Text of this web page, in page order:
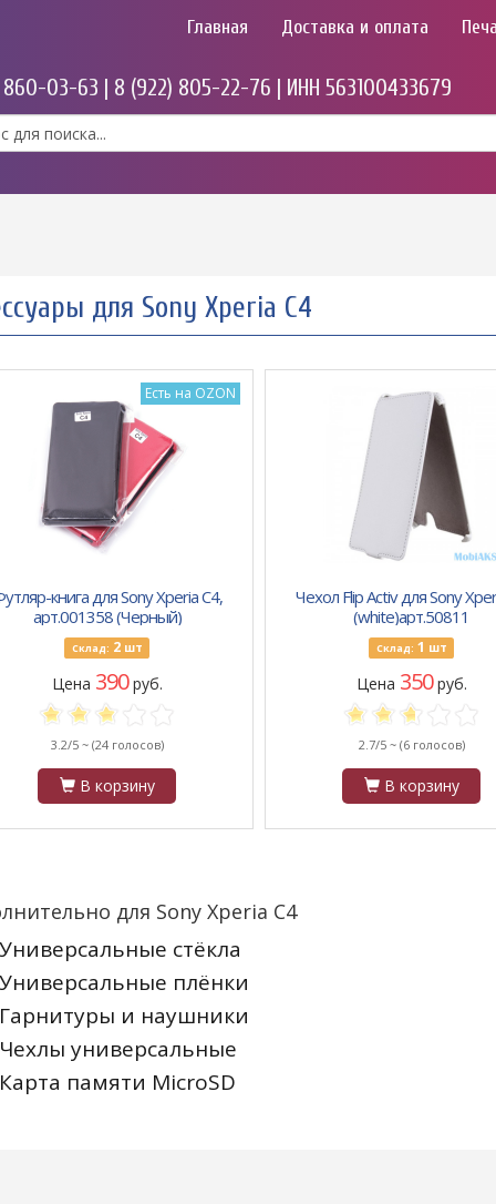
Главная Доставка и оплата
860-03-63 | 8 (922) 805-22-76 | ИНН 563100433679
для Sony Xperia C4
Есть на OZON
книга для Sony Xperia C4,
арт.001358 (Черный)
Склад: 2шт
Цена 390руб.
3.2/5 ~ (24 голосов)
В корзину
Чехол Flip Activ для Sony
(white)арт.50811
Склад: 1 шт
Цена 350руб.
2.7/5 ~ (6 голосов)
В корзину
для Sony Xperia C4
Универсальные стёкла
Универсальные плёнки
Гарнитуры и наушники
Чехлы универсальные
Карта памяти MicroSD